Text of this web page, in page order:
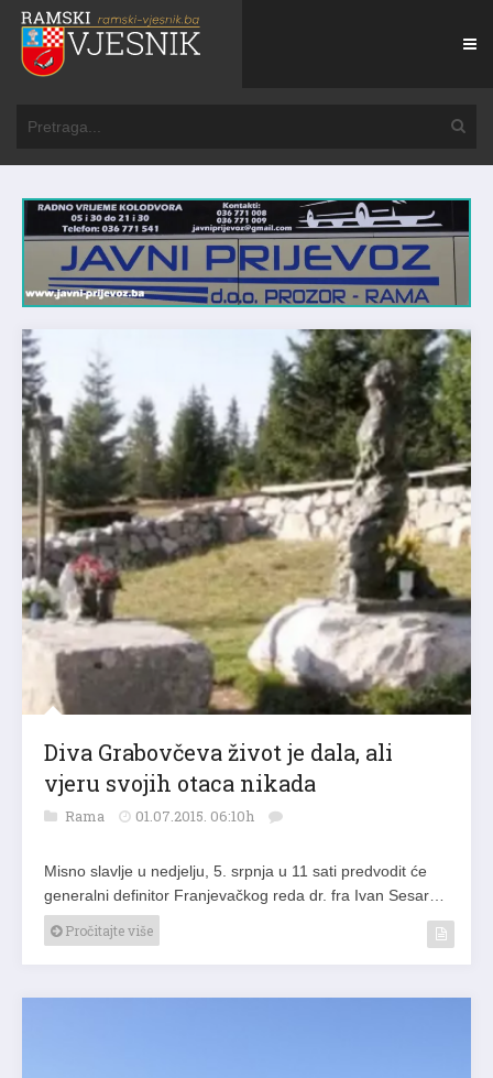
Diva Grabovčeva život je dala, ali
vjeru svojih otaca nikada
Rama 01.07.2015. 06:10h
Misno slavlje u nedjelju, 5. srpnja u 11 sati predvodit će
generalni definitor Franjevačkog reda dr. fra Ivan Sesar…
Pročitajte više